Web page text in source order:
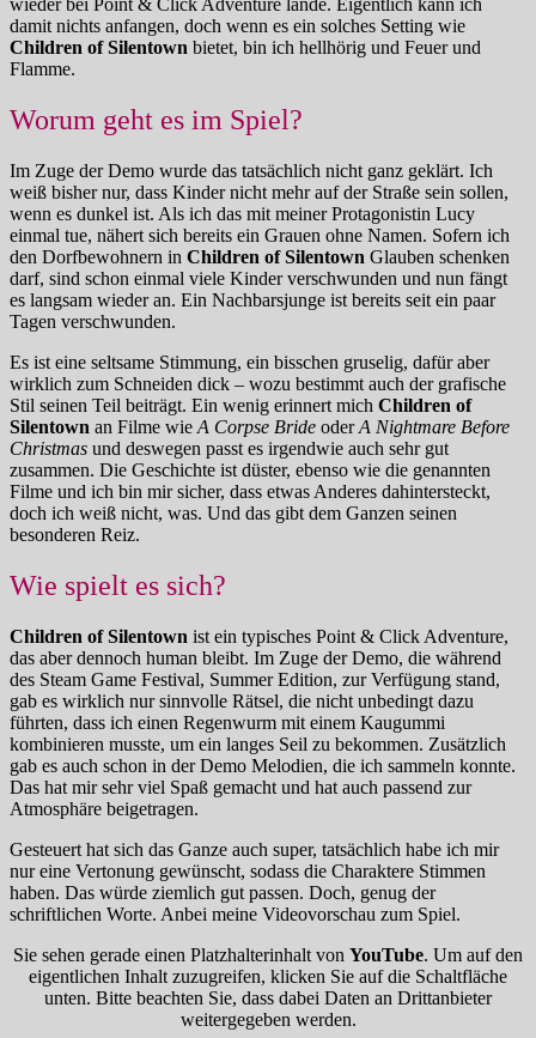
wieder bei Point & Click Adventure lande. Eigentlich kann ich
damit nichts anfangen, doch wenn es ein solches Setting wie
Children of Silentown bietet, bin ich hellhörig und Feuer und
Flamme.
Worum geht es im Spiel?
Im Zuge der Demo wurde das tatsächlich nicht ganz geklärt. Ich
weiß bisher nur, dass Kinder nicht mehr auf der Straße sein sollen,
wenn es dunkel ist. Als ich das mit meiner Protagonistin Lucy
einmal tue, nähert sich bereits ein Grauen ohne Namen. Sofern ich
den Dorfbewohnern in Children of Silentown Glauben schenken
darf, sind schon einmal viele Kinder verschwunden und nun fängt
es langsam wieder an. Ein Nachbarsjunge ist bereits seit ein paar
Tagen verschwunden.
Es ist eine seltsame Stimmung, ein bisschen gruselig, dafür aber
wirklich zum Schneiden dick – wozu bestimmt auch der grafische
Stil seinen Teil beiträgt. Ein wenig erinnert mich Children of
Silentown an Filme wie A Corpse Bride oderA Nightmare Before
Christmas und deswegen passt es irgendwie auch sehr gut
zusammen. Die Geschichte ist düster, ebenso wie die genannten
Filme und ich bin mir sicher, dass etwas Anderes dahintersteckt,
doch ich weiß nicht, was. Und das gibt dem Ganzen seinen
besonderen Reiz.
Wie spielt es sich?
Children of Silentown ist ein typisches Point & Click Adventure,
das aber dennoch human bleibt. Im Zuge der Demo, die während
des Steam Game Festival, Summer Edition, zur Verfügung stand,
gab es wirklich nur sinnvolle Rätsel, die nicht unbedingt dazu
führten, dass ich einen Regenwurm mit einem Kaugummi
kombinieren musste, um ein langes Seil zu bekommen. Zusätzlich
gab es auch schon in der Demo Melodien, die ich sammeln konnte.
Das hat mir sehr viel Spaß gemacht und hat auch passend zur
Atmosphäre beigetragen.
Gesteuert hat sich das Ganze auch super, tatsächlich habe ich mir
nur eine Vertonung gewünscht, sodass die Charaktere Stimmen
haben. Das würde ziemlich gut passen. Doch, genug der
schriftlichen Worte. Anbei meine Videovorschau zum Spiel.
Sie sehen gerade einen Platzhalterinhalt von YouTube. Um auf den
eigentlichen Inhalt zuzugreifen, klicken Sie auf die Schaltfläche
unten. Bitte beachten Sie, dass dabei Daten an Drittanbieter
weitergegeben werden.